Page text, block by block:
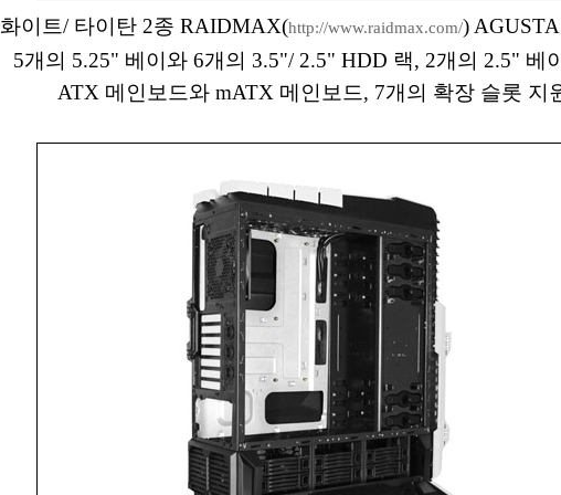
화이트/ 타이탄 2종 RAIDMAX(http://www.raidmax.com/)
5개의 5.25" 베이와 6개의 3.5"/ 2.5" HDD 랙, 2개의 2.5" 베
ATX 메인보드와 mATX 메인보드, 7개의 확장 슬롯 지